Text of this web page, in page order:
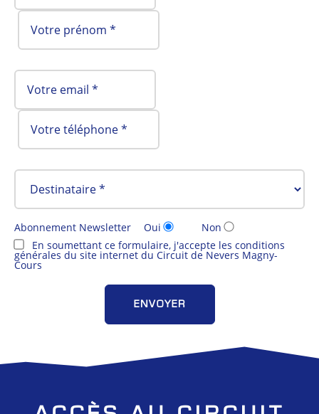
Abonnement Newsletter Oui
Non
En soumettant ce formulaire, j'accepte les conditions
générales du site internet du Circuit de Nevers Magny-
Cours